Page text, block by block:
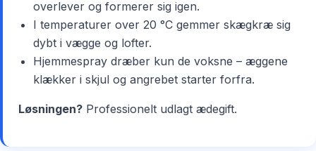
overlever og formerer sig igen.
I temperaturer over 20 °C gemmer skægkræ sig
dybt i vægge og lofter.
Hjemmespray dræber kun de voksne – æggene
klækker i skjul og angrebet starter forfra.
Løsningen? Professionelt udlagt ædegift.